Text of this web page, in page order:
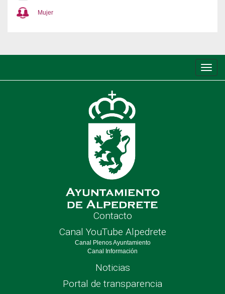
Mujer
de
Contacto
Canal YouTube Alpedrete
Canal Plenos Ayuntamiento
Canal Información
Noticias
Portal de transparencia